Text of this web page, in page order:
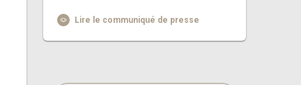
Lire le communiqué de presse